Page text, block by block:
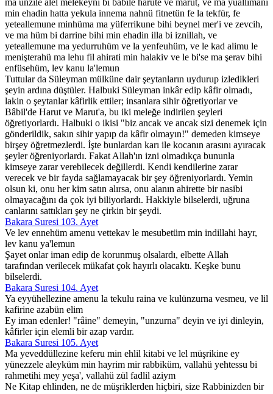
ma ünzile alel melekeyni bi babile harute ve marut, ve ma yüallimani
min ehadin hatta yekula innema nahnü fitnetün fe la tekfür, fe
yeteallemune minhüma ma yüferrikune bihi beynel mer'i ve zevcih,
ve ma hüm bi darrine bihi min ehadin illa bi iznillah, ve
yeteallemune ma yedurruhüm ve la yenfeuhüm, ve le kad alimu le
menişterahü ma lehu fil ahirati min halakiv ve le bi'se ma şerav bihi
enfüsehüm, lev kanu la'lemun
Tuttular da Süleyman mülküne dair şeytanların uydurup izledikleri
şeyin ardına düştüler. Halbuki Süleyman inkâr edip kâfir olmadı,
lakin o şeytanlar kâfirlik ettiler; insanlara sihir öğretiyorlar ve
Bâbil'de Harut ve Marut'a, bu iki meleğe indirilen şeyleri
öğretiyorlardı. Halbuki o ikisi "biz ancak ve ancak sizi denemek için
gönderildik, sakın sihir yapıp da kâfir olmayın!" demeden kimseye
birşey öğretmezlerdi. İşte bunlardan karı ile kocanın arasını ayıracak
şeyler öğreniyorlardı. Fakat Allah'ın izni olmadıkça bununla
kimseye zarar verebilecek değillerdi. Kendi kendilerine zarar
verecek ve bir fayda sağlamayacak bir şey öğreniyorlardı. Yemin
olsun ki, onu her kim satın alırsa, onu alanın ahirette bir nasibi
olmayacağını da çok iyi biliyorlardı. Hakkiyle bilselerdi, uğruna
canlarını sattıkları şey ne çirkin bir şeydi.
Bakara Suresi 103. Ayet
Ve lev ennehüm amenu vettekav le mesubetüm min indillahi hayr,
lev kanu ya'lemun
Şayet onlar iman edip de korunmuş olsalardı, elbette Allah
tarafından verilecek mükafat çok hayırlı olacaktı. Keşke bunu
bilselerdi.
Bakara Suresi 104. Ayet
Ya eyyühellezine amenu la tekulu raina ve kulünzurna vesmeu, ve lil
kafirine azabün elim
Ey iman edenler! "râine" demeyin, "unzurna" deyin ve iyi dinleyin,
kâfirler için elemli bir azap vardır.
Bakara Suresi 105. Ayet
Ma yeveddüllezine keferu min ehlil kitabi ve lel müşrikine ey
yünezzele aleyküm min hayrim mir rabbiküm, vallahü yehtessu bi
rahmetihi mey yeşa', vallahü zül fadlil aziym
Ne Kitap ehlinden, ne de müşriklerden hiçbiri, size Rabbinizden bir